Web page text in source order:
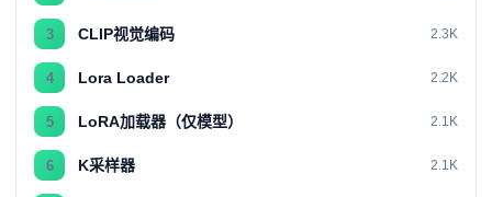
3 CLIP视觉编码 2.3K
4 Lora Loader 2.2K
5 LoRA加载器（仅模型） 2.1K
6 K采样器 2.1K